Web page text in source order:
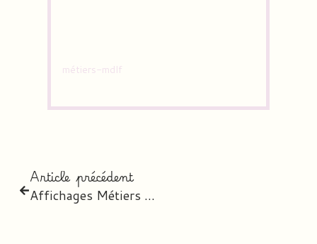
métiers-mdlf
Article précédent
Affichages Métiers & Anniversaires – version cactus